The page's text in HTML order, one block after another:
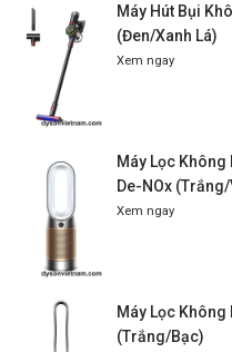
Máy Hút Bụi
(Đen/Xanh Lá)
Xem ngay
Máy Lọc
De-NOx
Xem ngay
Máy Lọc
(Trắng/Bạc)